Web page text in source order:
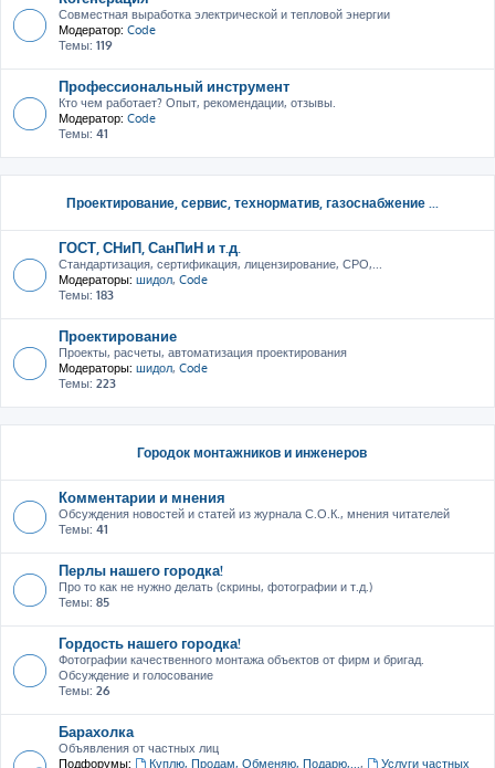
Совместная выработка электрической и тепловой энергии
Модератор: Code
Темы: 119
Профессиональный инструмент
Кто чем работает? Опыт, рекомендации, отзывы.
Модератор: Code
Темы: 41
Проектирование, сервис, тeхнорматив, газоснабжение ...
ГОСТ, СНиП, СанПиН и т.д.
Стандартизация, сертификация, лицензирование, СРО,...
Модераторы: шидол, Code
Темы: 183
Проектирование
Проекты, расчеты, автоматизация проектирования
Модераторы: шидол, Code
Темы: 223
Городок монтажников и инженеров
Комментарии и мнения
Обсуждения новостей и статей из журнала С.О.К., мнения читателей
Темы: 41
Перлы нашего городка!
Про то как не нужно делать (скрины, фотографии и т.д.)
Темы: 85
Гордость нашего городка!
Фотографии качественного монтажа объектов от фирм и бригад.
Обсуждение и голосование
Темы: 26
Барахолка
Объявления от частных лиц
Подфорумы:
Куплю, Продам, Обменяю, Подарю,...,
Услуги частных